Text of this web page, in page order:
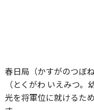
春日局（かすがのつぼ
（とくがわ いえみつ
光を将軍位に就けるた